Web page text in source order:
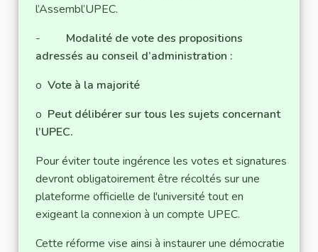
l’Assembl’UPEC.
- Modalité de vote des propositions
adressés au conseil d’administration :
o Vote à la majorité
o Peut délibérer sur tous les sujets concernant
l’UPEC.
Pour éviter toute ingérence les votes et signatures
devront obligatoirement être récoltés sur une
plateforme officielle de l'université tout en
exigeant la connexion à un compte UPEC.
Cette réforme vise ainsi à instaurer une démocratie